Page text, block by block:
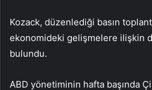
Kozack, düzenlediği basın
ekonomideki gelişmelere ilişkin
bulundu.
ABD yönetiminin hafta başında